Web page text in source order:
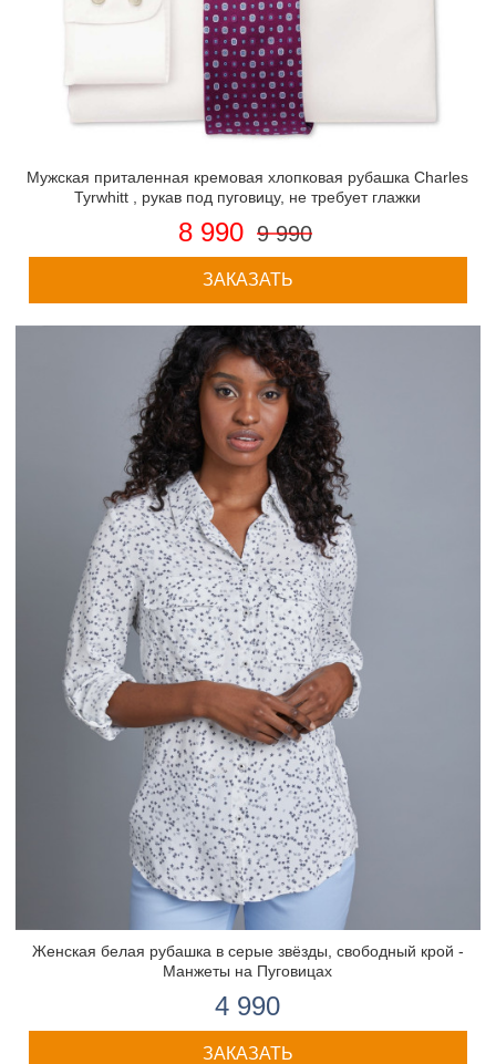
Мужская приталенная кремовая хлопковая рубашка Charles
Tyrwhitt , рукав под пуговицу, не требует глажки
8 990 9 990
ЗАКАЗАТЬ
Женская белая рубашка в серые звёзды, свободный крой -
Манжеты на Пуговицах
4 990
ЗАКАЗАТЬ